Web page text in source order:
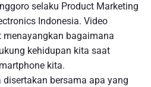
selaku Product Marketing
Indonesia. Video
menayangkan bagaimana
kehidupan kita saat
kita.
bersama apa yang